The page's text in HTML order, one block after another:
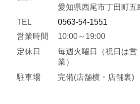
愛知県西尾市丁田町五
TEL
0563-54-1551
営業時間
10:00～19:00
定休日
毎週火曜日
（祝日は営
業）
駐車場
完備(店舗横・店舗裏)